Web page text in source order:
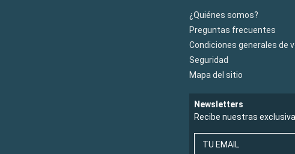
¿Quiénes somos?
Preguntas frecuentes
Condiciones generales de
Seguridad
Mapa del sitio
Newsletters
Recibe nuestras
TU EMAIL